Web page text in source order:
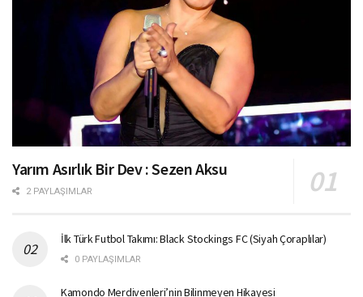
Yarım Asırlık Bir Dev : Sezen Aksu
2 PAYLAŞIMLAR
İlk Türk Futbol Takımı: Black Stockings FC (Siyah Çoraplılar)
0 PAYLAŞIMLAR
Kamondo Merdivenleri’nin Bilinmeyen Hikayesi